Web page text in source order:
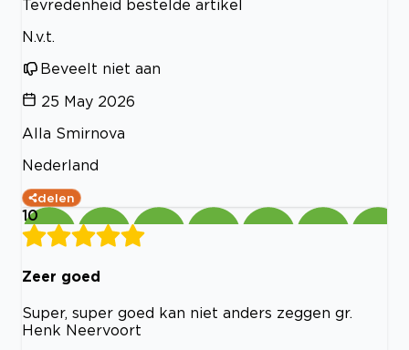
Tevredenheid bestelde artikel
N.v.t.
Beveelt niet aan
25 May 2026
Alla Smirnova
Nederland
delen
10
Zeer goed
Super, super goed kan niet anders zeggen gr.
Henk Neervoort